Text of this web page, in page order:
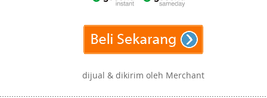
dijual & dikirim oleh Merchant